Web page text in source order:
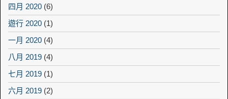
四月 2020 (6)
遊行 2020 (1)
一月 2020 (4)
八月 2019 (4)
七月 2019 (1)
六月 2019 (2)